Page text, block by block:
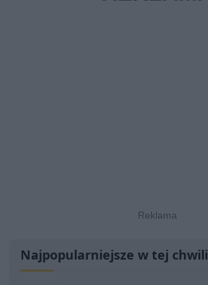
Najpopularniejsze w tej chwili